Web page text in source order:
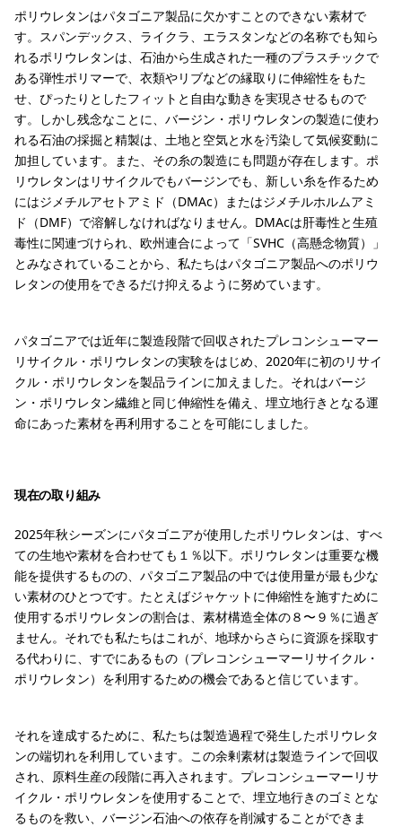
ポリウレタンはパタゴニア製品に欠かすことのできない素材で
す。スパンデックス、ライクラ、エラスタンなどの名称でも知ら
れるポリウレタンは、石油から生成された一種のプラスチックで
ある弾性ポリマーで、衣類やリブなどの縁取りに伸縮性をもた
せ、ぴったりとしたフィットと自由な動きを実現させるもので
す。しかし残念なことに、バージン・ポリウレタンの製造に使わ
れる石油の採掘と精製は、土地と空気と水を汚染して気候変動に
加担しています。また、その糸の製造にも問題が存在します。ポ
リウレタンはリサイクルでもバージンでも、新しい糸を作るため
にはジメチルアセトアミド（DMAc）またはジメチルホルムアミ
ド（DMF）で溶解しなければなりません。DMAcは肝毒性と生殖
毒性に関連づけられ、欧州連合によって「SVHC（高懸念物質）」
とみなされていることから、私たちはパタゴニア製品へのポリウ
レタンの使用をできるだけ抑えるように努めています。
パタゴニアでは近年に製造段階で回収されたプレコンシューマー
リサイクル・ポリウレタンの実験をはじめ、2020年に初のリサイ
クル・ポリウレタンを製品ラインに加えました。それはバージ
ン・ポリウレタン繊維と同じ伸縮性を備え、埋立地行きとなる運
命にあった素材を再利用することを可能にしました。
現在の取り組み
2025年秋シーズンにパタゴニアが使用したポリウレタンは、すべ
ての生地や素材を合わせても１％以下。ポリウレタンは重要な機
能を提供するものの、パタゴニア製品の中では使用量が最も少な
い素材のひとつです。たとえばジャケットに伸縮性を施すために
使用するポリウレタンの割合は、素材構造全体の８〜９％に過ぎ
ません。それでも私たちはこれが、地球からさらに資源を採取す
る代わりに、すでにあるもの（プレコンシューマーリサイクル・
ポリウレタン）を利用するための機会であると信じています。
それを達成するために、私たちは製造過程で発生したポリウレタ
ンの端切れを利用しています。この余剰素材は製造ラインで回収
され、原料生産の段階に再入されます。プレコンシューマーリサ
イクル・ポリウレタンを使用することで、埋立地行きのゴミとな
るものを救い、バージン石油への依存を削減することができま